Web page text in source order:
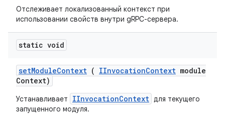
Отслеживает локализованный контекст при
использовании свойств внутри gRPC-сервера.
static void
setModuleContext ( IInvocationContext module
Context)
Устанавливает IInvocationContext для текущего
запущенного модуля.